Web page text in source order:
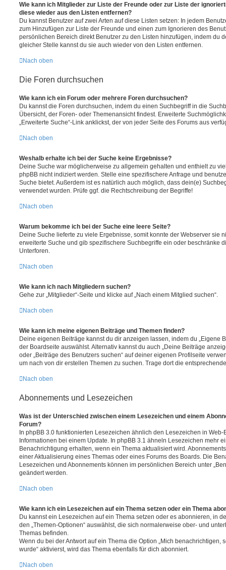
Wie kann ich Mitglieder zur Liste der Freunde oder zur Liste der
diese wieder aus den Listen entfernen?
Du kannst Benutzer auf zwei Arten auf diese Listen setzen: In jedem
zum Hinzufügen zur Liste der Freunde und einen zum Ignorieren des
persönlichen Bereich direkt Benutzer zu den Listen hinzufügen, indem du
gleicher Stelle kannst du sie auch wieder von den Listen entfernen.
Nach oben
Die Foren durchsuchen
Wie kann ich ein Forum oder mehrere Foren durchsuchen?
Du kannst die Foren durchsuchen, indem du einen Suchbegriff in die
Übersicht, der Foren- oder Themenansicht findest. Erweiterte
„Erweiterte Suche“-Link anklickst, der von jeder Seite des Forums aus
Nach oben
Weshalb erhalte ich bei der Suche keine Ergebnisse?
Deine Suche war möglicherweise zu allgemein gehalten und enthielt zu
phpBB nicht indiziert werden. Stelle eine spezifischere Anfrage und
Suche bietet. Außerdem ist es natürlich auch möglich, dass dein(e)
verwendet wurden. Prüfe ggf. die Rechtschreibung der Begriffe!
Nach oben
Warum bekomme ich bei der Suche eine leere Seite?
Deine Suche lieferte zu viele Ergebnisse, somit konnte der Webserver sie
erweiterte Suche und gib spezifischere Suchbegriffe ein oder beschränke
Unterforen.
Nach oben
Wie kann ich nach Mitgliedern suchen?
Gehe zur „Mitglieder“-Seite und klicke auf „Nach einem Mitglied suchen“.
Nach oben
Wie kann ich meine eigenen Beiträge und Themen finden?
Deine eigenen Beiträge kannst du dir anzeigen lassen, indem du „Eigene
der Boardseite auswählst. Alternativ kannst du auch „Deine Beiträge
oder „Beiträge des Benutzers suchen“ auf deiner eigenen Profilseite
um nach von dir erstellen Themen zu suchen. Trage dort die
Nach oben
Abonnements und Lesezeichen
Was ist der Unterschied zwischen einem Lesezeichen und einem
Forum?
In phpBB 3.0 funktionierten Lesezeichen ähnlich den Lesezeichen in
Informationen bei einem Update. In phpBB 3.1 ähneln Lesezeichen mehr
Benachrichtigung erhalten, wenn ein Thema aktualisiert wird.
einer Aktualisierung eines Themas oder eines Forums des Boards. Die
Lesezeichen und Abonnements können im persönlichen Bereich unter
geändert werden.
Nach oben
Wie kann ich ein Lesezeichen auf ein Thema setzen oder ein Thema
Du kannst ein Lesezeichen auf ein Thema setzen oder es abonnieren, in
den „Themen-Optionen“ auswählst, die sich normalerweise ober- und
Themas befinden.
Wenn du bei der Antwort auf ein Thema die Option „Mich benachrichtigen,
wurde“ aktivierst, wird das Thema ebenfalls für dich abonniert.
Nach oben